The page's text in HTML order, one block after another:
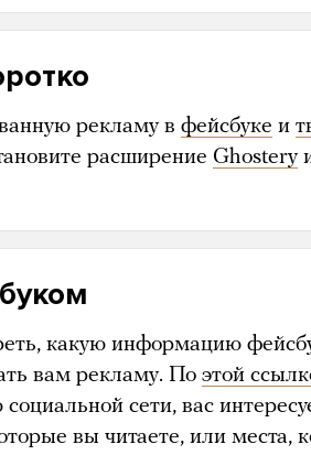
рекламу в фейсбуке и
расширение Ghostery
какую информацию
вам рекламу. По этой
сети, вас
вы читаете, или места,